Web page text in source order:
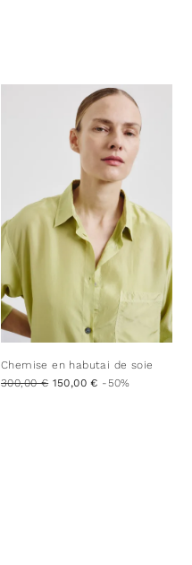
Chemise en habutai de soie
300,00 € 150,00 € -50%